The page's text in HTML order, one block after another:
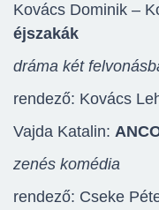
Kovács Dominik –
éjszakák
dráma két
rendező: Kovács
Vajda Katalin:
zenés komédia
rendező: Cseke